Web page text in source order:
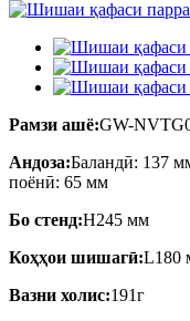
Рамзи ашё:GW-
Андоза:Баландӣ: 137
поёнӣ: 65 мм
Бо стенд:H245 мм
Коҳҳои шишагӣ:L180
Вазни холис:191г